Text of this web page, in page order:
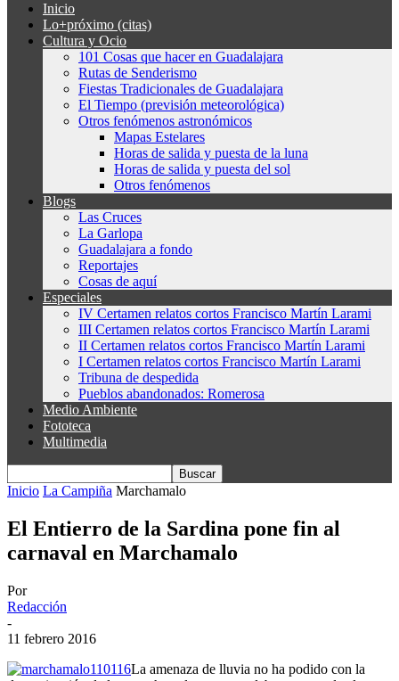
Inicio
Lo+próximo (citas)
Cultura y Ocio
101 Cosas que hacer en Guadalajara
Rutas de Senderismo
Fiestas Tradicionales de Guadalajara
El Tiempo (previsión meteorológica)
Otros fenómenos astronómicos
Mapas Estelares
Horas de salida y puesta de la luna
Horas de salida y puesta del sol
Otros fenómenos
Blogs
Las Cruces
La Garlopa
Guadalajara a fondo
Reportajes
Cosas de aquí
Especiales
IV Certamen relatos cortos Francisco Martín Larami
III Certamen relatos cortos Francisco Martín Larami
II Certamen relatos cortos Francisco Martín Larami
I Certamen relatos cortos Francisco Martín Larami
Tribuna de despedida
Pueblos abandonados: Romerosa
Medio Ambiente
Fototeca
Multimedia
Inicio La Campiña Marchamalo
El Entierro de la Sardina pone fin al
carnaval en Marchamalo
Por
Redacción
-
11 febrero 2016
La amenaza de lluvia no ha podido con la